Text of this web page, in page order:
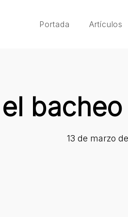
Portada Artículos
13 de marzo